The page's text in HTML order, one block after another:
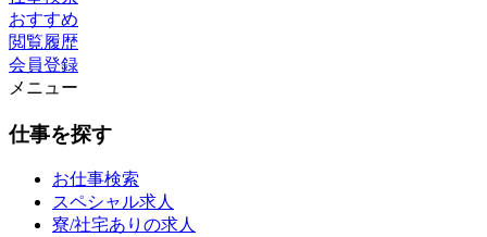
おすすめ
閲覧履歴
会員登録
メニュー
仕事を探す
お仕事検索
スペシャル求人
寮/社宅ありの求人